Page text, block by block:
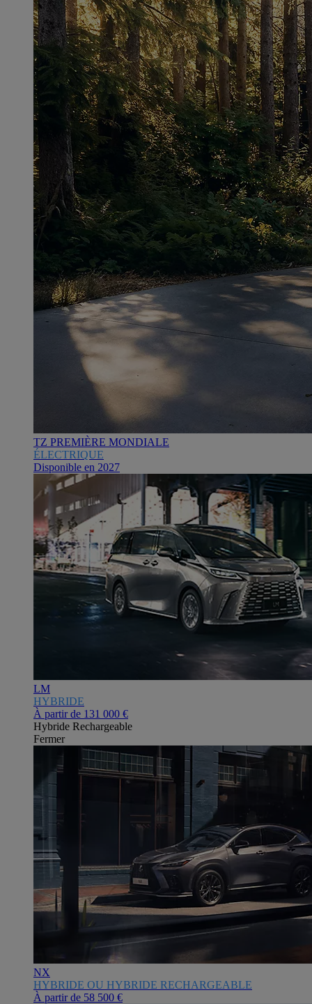
TZ PREMIÈRE MONDIALE
ÉLECTRIQUE
Disponible en 2027
LM
HYBRIDE
À partir de 131 000 €
Hybride Rechargeable
Fermer
NX
HYBRIDE OU HYBRIDE RECHARGEABLE
À partir de 58 500 €